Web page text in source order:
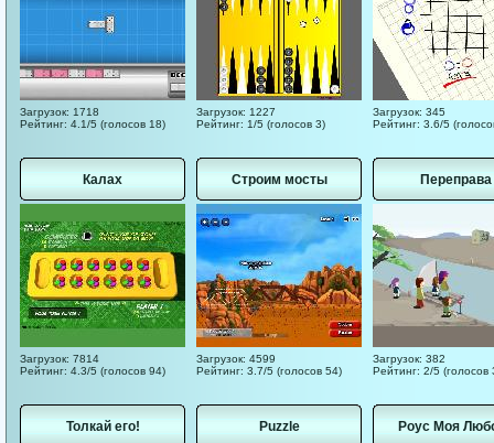
Загрузок: 1718
Рейтинг: 4.1/5 (голосов 18)
Загрузок: 1227
Рейтинг: 1/5 (голосов 3)
Загрузок: 345
Рейтинг: 3.6/5
Калах
Загрузок: 7814
Рейтинг: 4.3/5 (голосов 94)
Строим мосты
Загрузок: 4599
Рейтинг: 3.7/5 (голосов 54)
Переправа
Загрузок: 382
Рейтинг: 2/5 (голосов
Толкай его! Puzzle Роус Моя